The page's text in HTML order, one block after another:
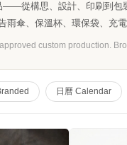
——從構思、設計、印刷到包
雨傘、保溫杯、環保袋、充
custom production.
日曆 Calendar